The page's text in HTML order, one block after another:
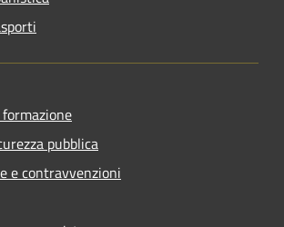
pubblica
e contravvenzioni